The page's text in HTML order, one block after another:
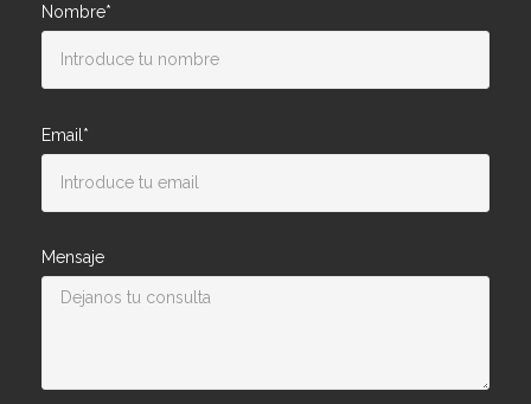
Nombre*
Email*
Mensaje